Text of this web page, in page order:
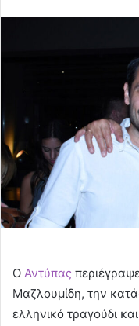
Ο Αντύπας
Μαζλουμίδη, την
ελληνικό τραγούδι